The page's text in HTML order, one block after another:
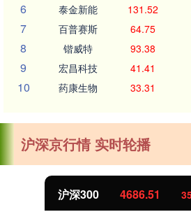
6 泰金新能 131.52
7 百普赛斯 64.75
8 锴威特 93.38
9 宏昌科技 41.41
10 药康生物 33.31
沪深京行情 实时轮播
北证50 1122.62